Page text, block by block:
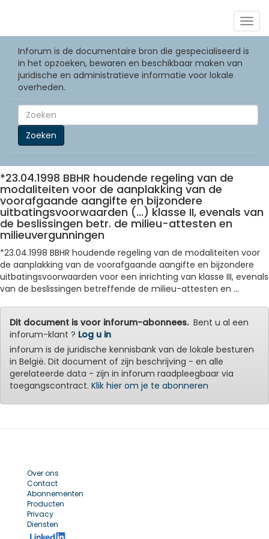
Inforum is de documentaire bron die gespecialiseerd is
in het opzoeken, bewaren en beschikbaar maken van
juridische en administratieve informatie voor lokale
overheden.
Zoeken
*23.04.1998 BBHR houdende regeling van de
modaliteiten voor de aanplakking van de
voorafgaande aangifte en bijzondere
uitbatingsvoorwaarden (...) klasse II, evenals van
de beslissingen betr. de milieu-attesten en
milieuvergunningen
*23.04.1998 BBHR houdende regeling van de modaliteiten voor
de aanplakking van de voorafgaande aangifte en bijzondere
uitbatingsvoorwaarden voor een inrichting van klasse III, evenals
van de beslissingen betreffende de milieu-attesten en ...
Dit document is voor inforum-abonnees.Bent u al een
inforum-klant ? Log u in
inforum is de juridische kennisbank van de lokale besturen
in België. Dit document of zijn beschrijving - en alle
gerelateerde data - zijn in inforum raadpleegbaar via
toegangscontract. Klik hier om je te abonneren
Over ons
Contact
Abonnementen
Producten
Privacy
Diensten